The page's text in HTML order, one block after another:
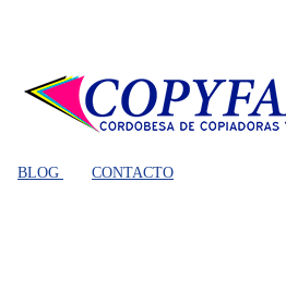
BLOG CONTACTO